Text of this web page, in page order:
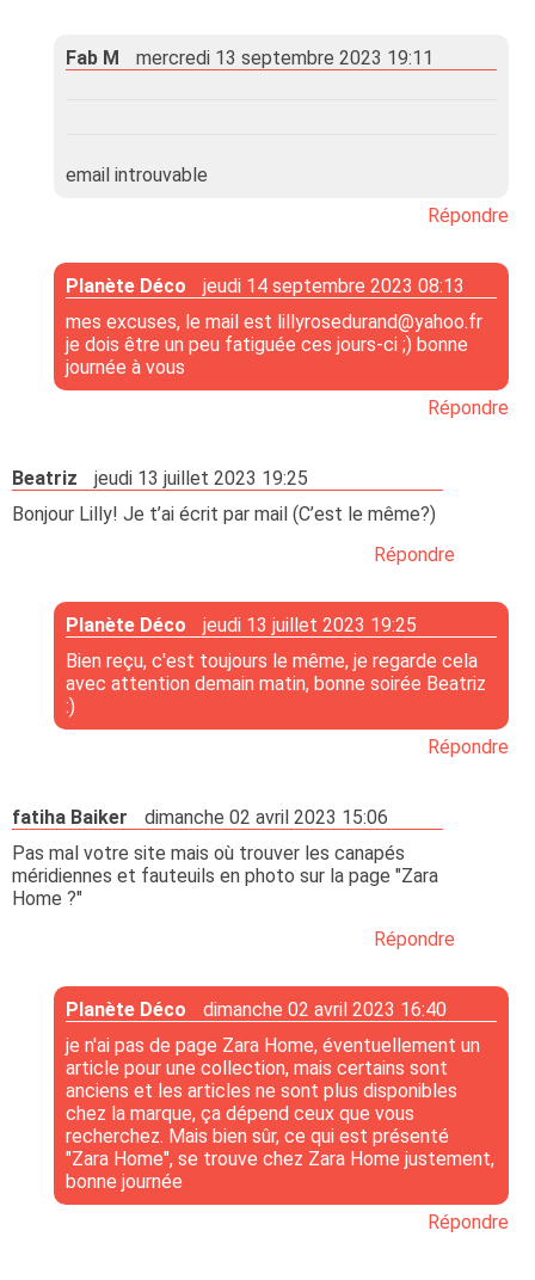
Fab M mercredi 13 septembre 2023 19:11
email introuvable
Répondre
Planète Déco
jeudi 14 septembre 2023 08:13
mes excuses, le mail est lillyrosedurand@yahoo.fr
je dois être un peu fatiguée ces jours-ci ;) bonne
journée à vous
Répondre
Beatriz
jeudi 13 juillet 2023 19:25
Bonjour Lilly! Je t’ai écrit par mail (C’est le même?)
Répondre
Planète Déco
jeudi 13 juillet 2023 19:25
Bien reçu, c'est toujours le même, je regarde cela
avec attention demain matin, bonne soirée Beatriz
:)
Répondre
fatiha Baiker
dimanche 02 avril 2023 15:06
Pas mal votre site mais où trouver les canapés
méridiennes et fauteuils en photo sur la page "Zara
Home ?"
Répondre
Planète Déco
dimanche 02 avril 2023 16:40
je n'ai pas de page Zara Home, éventuellement un
article pour une collection, mais certains sont
anciens et les articles ne sont plus disponibles
chez la marque, ça dépend ceux que vous
recherchez. Mais bien sûr, ce qui est présenté
"Zara Home", se trouve chez Zara Home justement,
bonne journée
Répondre